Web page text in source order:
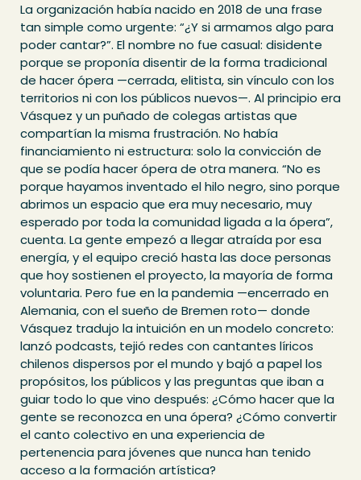
La organización había nacido en 2018 de una frase
tan simple como urgente: “¿Y si armamos algo para
poder cantar?”. El nombre no fue casual: disidente
porque se proponía disentir de la forma tradicional
de hacer ópera —cerrada, elitista, sin vínculo con los
territorios ni con los públicos nuevos—. Al principio era
Vásquez y un puñado de colegas artistas que
compartían la misma frustración. No había
financiamiento ni estructura: solo la convicción de
que se podía hacer ópera de otra manera. “No es
porque hayamos inventado el hilo negro, sino porque
abrimos un espacio que era muy necesario, muy
esperado por toda la comunidad ligada a la ópera”,
cuenta. La gente empezó a llegar atraída por esa
energía, y el equipo creció hasta las doce personas
que hoy sostienen el proyecto, la mayoría de forma
voluntaria. Pero fue en la pandemia —encerrado en
Alemania, con el sueño de Bremen roto— donde
Vásquez tradujo la intuición en un modelo concreto:
lanzó podcasts, tejió redes con cantantes líricos
chilenos dispersos por el mundo y bajó a papel los
propósitos, los públicos y las preguntas que iban a
guiar todo lo que vino después: ¿Cómo hacer que la
gente se reconozca en una ópera? ¿Cómo convertir
el canto colectivo en una experiencia de
pertenencia para jóvenes que nunca han tenido
acceso a la formación artística?